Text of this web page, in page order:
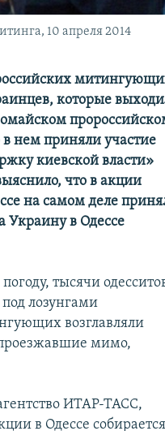
10 апреля 2014
которые
в нем приняли участие
киевской власти»
что в акции
на самом деле
Украину в Одессе
тысячи
лозунгами
возглавляли
мимо,
ИТАР-ТАСС,
в Одессе собирается